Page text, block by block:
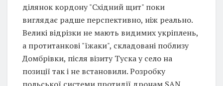
ділянок кордону "Східний щит" поки
виглядає радше перспективно, ніж реально.
Великі відрізки не мають видимих укріплень,
а протитанкові "їжаки", складовані поблизу
Домбрівки, після візиту Туска у село на
позиції так і не встановили. Розробку